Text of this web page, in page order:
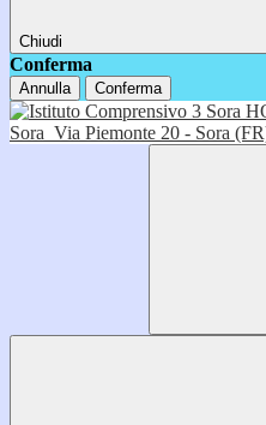
Chiudi
Conferma
Annulla Conferma
Sora Via Piemonte 20 - Sora